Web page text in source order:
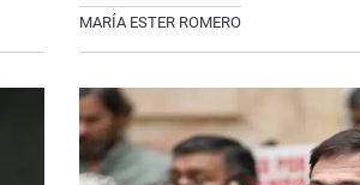
MARÍA ESTER ROMERO